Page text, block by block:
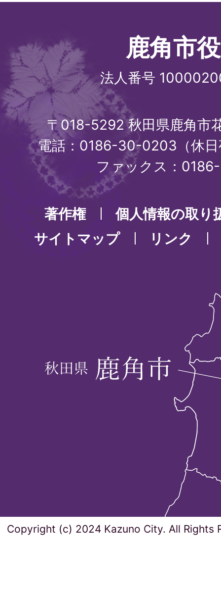
鹿角市
法人番号
〒018-5292 秋田県鹿角市
電話：0186-30-0203（休
ファックス：
著作権
個人情報の取り
サイトマップ
リンク
Copyright (c) 2024 Kazuno City. All Rights